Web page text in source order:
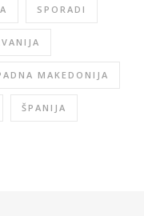
SPORADI
MAKEDONIJA
ŠPANIJA